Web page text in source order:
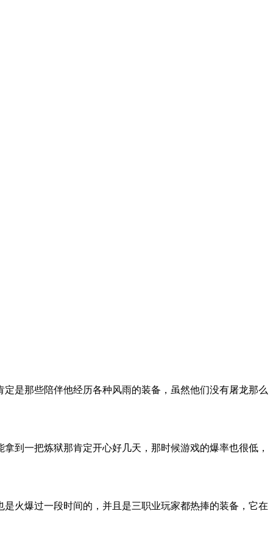
是那些陪伴他经历各种风雨的装备，虽然他们没有屠龙那么
到一把炼狱那肯定开心好几天，那时候游戏的爆率也很低，
火爆过一段时间的，并且是三职业玩家都热捧的装备，它在